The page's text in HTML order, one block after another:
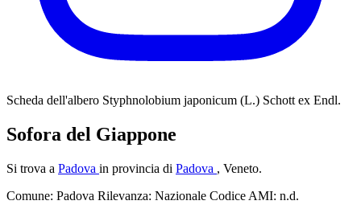
Scheda dell'albero Styphnolobium japonicum (L.) Schott ex Endl.
Sofora del Giappone
Si trova a Padova in provincia di Padova , Veneto.
Comune: Padova Rilevanza: Nazionale Codice AMI: n.d.